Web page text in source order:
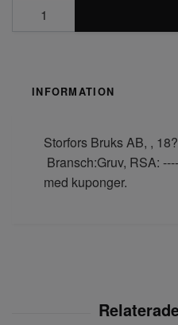
INFORMATION
Storfors Bruks AB, ,
Bransch:Gruv, RSA:
med kuponger.